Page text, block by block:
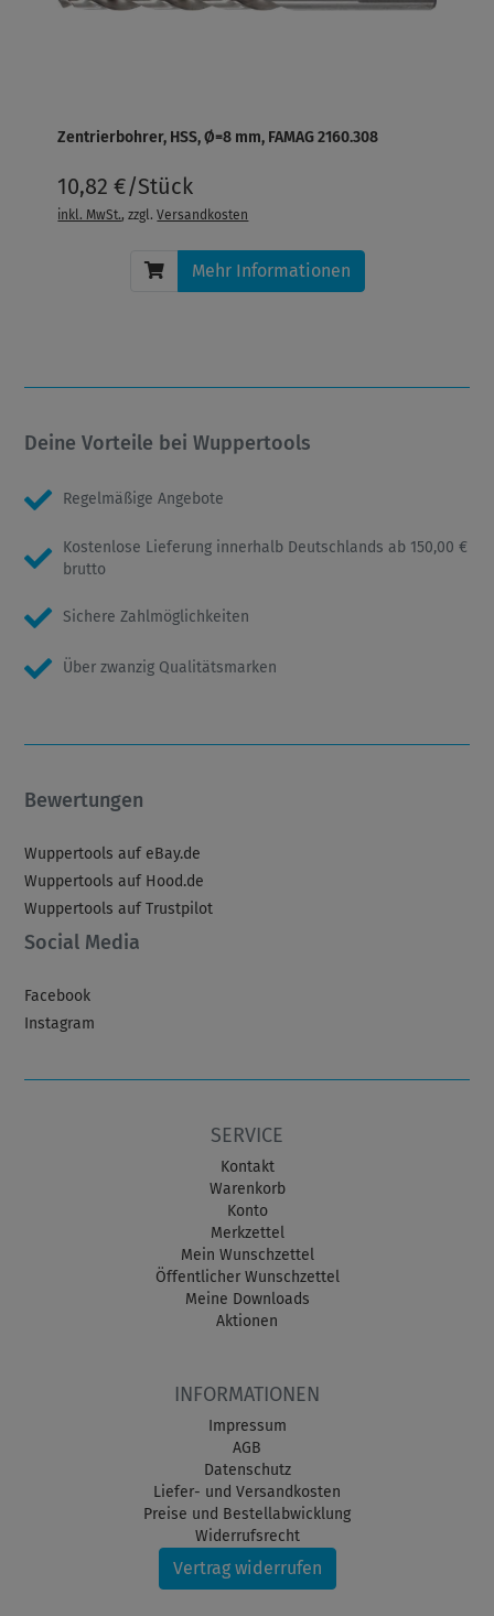
Zentrierbohrer, HSS, Ø=8 mm, FAMAG 2160.308
10,82 €/Stück
inkl. MwSt., zzgl.Versandkosten
Mehr Informationen
Deine Vorteile bei Wuppertools
Regelmäßige Angebote
Kostenlose Lieferung innerhalb Deutschlands ab 150,00 €
brutto
Sichere Zahlmöglichkeiten
Über zwanzig Qualitätsmarken
Bewertungen
Wuppertools auf eBay.de
Wuppertools auf Hood.de
Wuppertools auf Trustpilot
Social Media
Facebook
Instagram
SERVICE
Kontakt
Warenkorb
Konto
Merkzettel
Mein Wunschzettel
Öffentlicher Wunschzettel
Meine Downloads
Aktionen
INFORMATIONEN
Impressum
AGB
Datenschutz
Liefer- und Versandkosten
Preise und Bestellabwicklung
Widerrufsrecht
Vertrag widerrufen